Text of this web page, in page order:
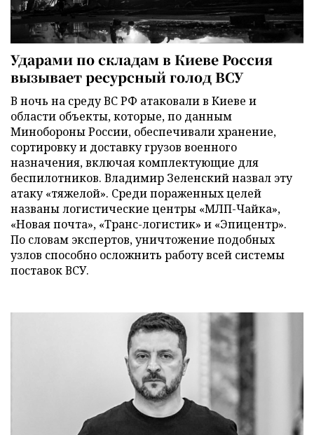
Ударами по складам в Киеве Россия
вызывает ресурсный голод ВСУ
В ночь на среду ВС РФ атаковали в Киеве и
области объекты, которые, по данным
Минобороны России, обеспечивали хранение,
сортировку и доставку грузов военного
назначения, включая комплектующие для
беспилотников. Владимир Зеленский назвал эту
атаку «тяжелой». Среди пораженных целей
названы логистические центры «МЛП-Чайка»,
«Новая почта», «Транс-логистик» и «Эпицентр».
По словам экспертов, уничтожение подобных
узлов способно осложнить работу всей системы
поставок ВСУ.